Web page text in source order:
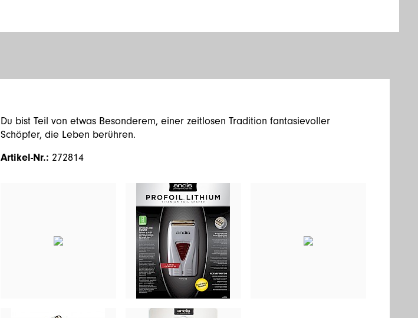
Du bist Teil von etwas Besonderem, einer zeitlosen Tradition fantasievoller
Schöpfer, die Leben berühren.
Artikel-Nr.: 272814